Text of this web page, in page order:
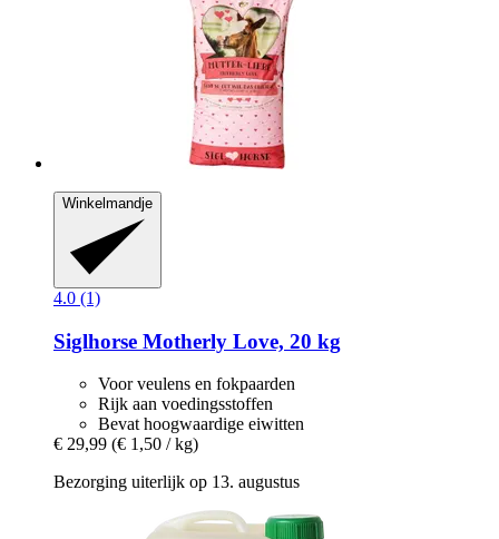
Winkelmandje
4.0 (1)
Siglhorse Motherly Love, 20 kg
Voor veulens en fokpaarden
Rijk aan voedingsstoffen
Bevat hoogwaardige eiwitten
€ 29,99 (€ 1,50 / kg)
Bezorging uiterlijk op 13. augustus